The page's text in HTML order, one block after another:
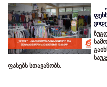
ფასებს სთავაზობს.